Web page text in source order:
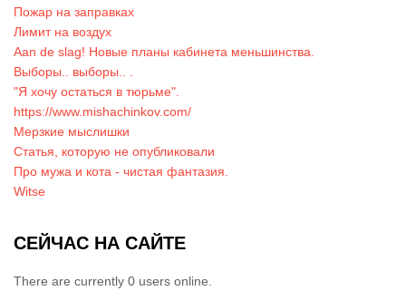
Пожар на заправках
Лимит на воздух
Aan de slag! Новые планы кабинета меньшинства.
Выборы.. выборы.. .
"Я хочу остаться в тюрьме".
https://www.mishachinkov.com/
Мерзкие мыслишки
Статья, которую не опубликовали
Про мужа и кота - чистая фантазия.
Witse
СЕЙЧАС НА САЙТЕ
There are currently 0 users online.